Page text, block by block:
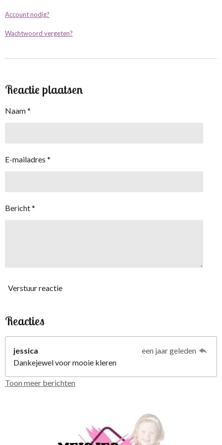
Account nodig?
Wachtwoord vergeten?
Reactie plaatsen
Naam *
E-mailadres *
Bericht *
Verstuur reactie
Reacties
jessica
een jaar geleden
Dankejewel voor mooie kleren
Toon meer berichten